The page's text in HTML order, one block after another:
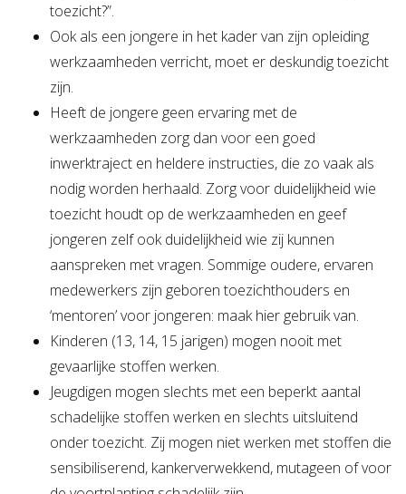
toezicht?”.
Ook als een jongere in het kader van zijn opleiding
werkzaamheden verricht, moet er deskundig toezicht
zijn.
Heeft de jongere geen ervaring met de
werkzaamheden zorg dan voor een goed
inwerktraject en heldere instructies, die zo vaak als
nodig worden herhaald. Zorg voor duidelijkheid wie
toezicht houdt op de werkzaamheden en geef
jongeren zelf ook duidelijkheid wie zij kunnen
aanspreken met vragen. Sommige oudere, ervaren
medewerkers zijn geboren toezichthouders en
‘mentoren’ voor jongeren: maak hier gebruik van.
Kinderen (13, 14, 15 jarigen) mogen nooit met
gevaarlijke stoffen werken.
Jeugdigen mogen slechts met een beperkt aantal
schadelijke stoffen werken en slechts uitsluitend
onder toezicht. Zij mogen niet werken met stoffen die
sensibiliserend, kankerverwekkend, mutageen of voor